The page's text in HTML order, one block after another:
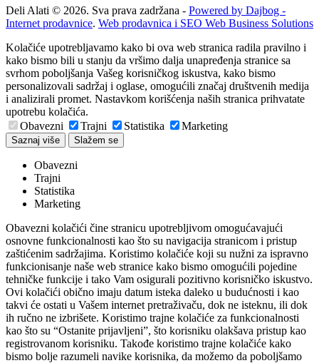
Deli Alati © 2026. Sva prava zadržana - Powered by Dajbog -
Internet prodavnice. Web prodavnica i SEO Web Business Solutions
Kolačiće upotrebljavamo kako bi ova web stranica radila pravilno i
kako bismo bili u stanju da vršimo dalja unapređenja stranice sa
svrhom poboljšanja Vašeg korisničkog iskustva, kako bismo
personalizovali sadržaj i oglase, omogućili značaj društvenih medija
i analizirali promet. Nastavkom korišćenja naših stranica prihvatate
upotrebu kolačića.
Obavezni
Trajni Statistika Marketing
Saznaj više Slažem se
Obavezni
Trajni
Statistika
Marketing
Obavezni kolačići čine stranicu upotrebljivom omogućavajući
osnovne funkcionalnosti kao što su navigacija stranicom i pristup
zaštićenim sadržajima. Koristimo kolačiće koji su nužni za ispravno
funkcionisanje naše web stranice kako bismo omogućili pojedine
tehničke funkcije i tako Vam osigurali pozitivno korisničko iskustvo.
Ovi kolačići obično imaju datum isteka daleko u budućnosti i kao
takvi će ostati u Vašem internet pretraživaču, dok ne isteknu, ili dok
ih ručno ne izbrišete. Koristimo trajne kolačiće za funkcionalnosti
kao što su “Ostanite prijavljeni”, što korisniku olakšava pristup kao
registrovanom korisniku. Takođe koristimo trajne kolačiće kako
bismo bolje razumeli navike korisnika, da možemo da poboljšamo